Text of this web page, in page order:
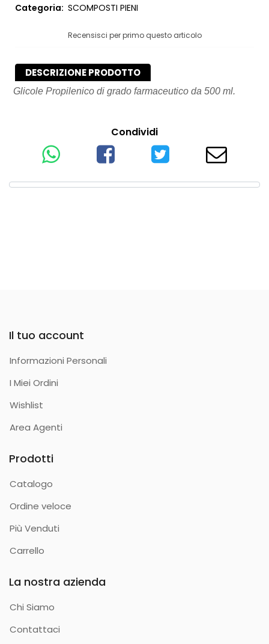
Categoria: SCOMPOSTI PIENI
Recensisci per primo questo articolo
DESCRIZIONE PRODOTTO
Glicole Propilenico di grado farmaceutico da 500 ml.
Condividi
Il tuo account
Informazioni Personali
I Miei Ordini
Wishlist
Area Agenti
Prodotti
Catalogo
Ordine veloce
Più Venduti
Carrello
La nostra azienda
Chi Siamo
Contattaci